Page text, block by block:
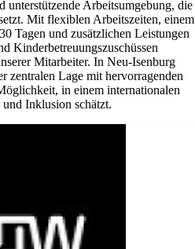
unterstützende Arbeitsumgebung, die
Mit flexiblen Arbeitszeiten, einem
Tagen und zusätzlichen Leistungen
Kinderbetreuungszuschüssen
Mitarbeiter. In Neu-Isenburg
zentralen Lage mit hervorragenden
in einem internationalen
Inklusion schätzt.